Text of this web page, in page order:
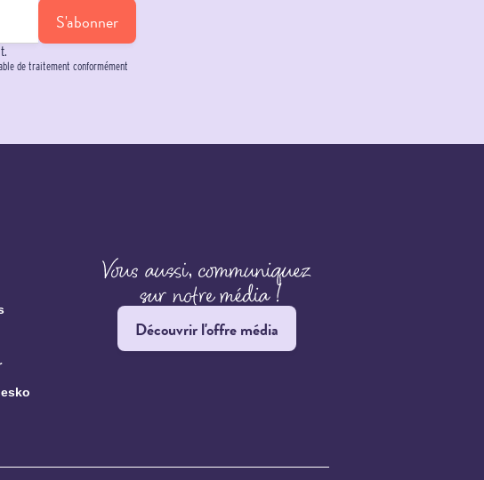
S'abonner
de traitement conformément
Découvrir l'offre média